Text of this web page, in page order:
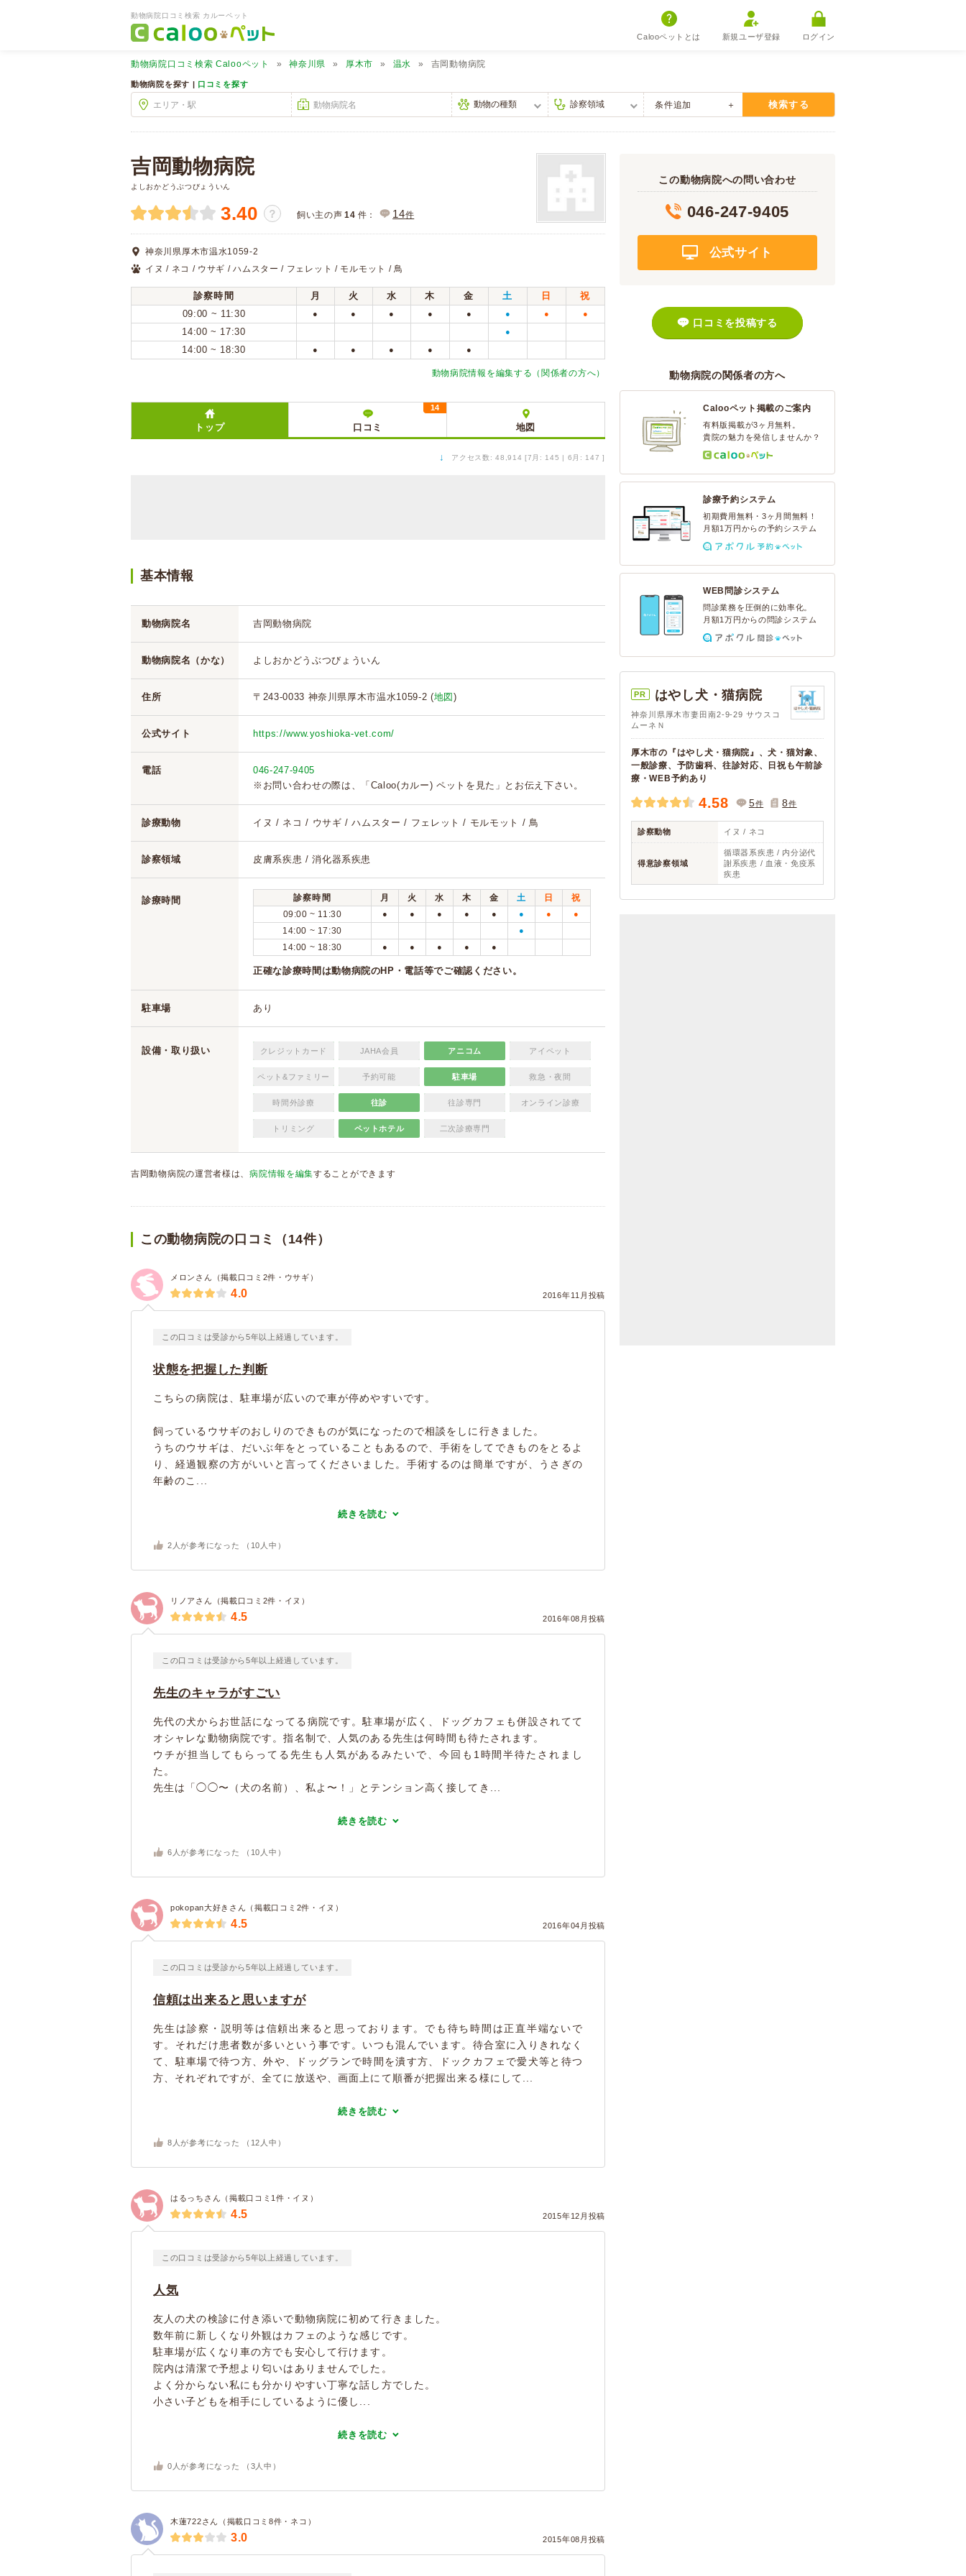
動物病院口コミ検索 カルーペット
Calooペットとは 新規ユーザ登録 ログイン
動物病院口コミ検索 Calooペット 神奈川県 厚木市 温水 吉岡動物病院
動物病院を探す | 口コミを探す
条件追加 検索する
吉岡動物病院
よしおかどうぶつびょういん
3.40 ？ 飼い主の声 14 件： 14件
神奈川県厚木市温水1059-2
イヌ / ネコ / ウサギ / ハムスター / フェレット / モルモット / 鳥
診察時間 月 火 水 木 金 土 日
祝
09:00 ~ 11:30
● ● ● ● ● ● ● ●
14:00 ~ 17:30 ●
14:00 ~ 18:30 ● ● ● ● ●
動物病院情報を編集する（関係者の方へ）
トップ 口コミ
14
地図
↓ アクセス数: 48,914 [7月: 145 | 6月: 147 ]
基本情報
動物病院名 吉岡動物病院
動物病院名（かな） よしおかどうぶつびょういん
住所 〒243-0033 神奈川県厚木市温水1059-2 (地図 )
公式サイト https://www.yoshioka-vet.com/
電話
046-247-9405
※お問い合わせの際は、「Caloo(カルー) ペットを見た」とお伝え下さい。
診療動物 イヌ / ネコ / ウサギ / ハムスター / フェレット / モルモット / 鳥
診察領域 皮膚系疾患 / 消化器系疾患
診療時間 診察時間 月 火 水 木 金 土 日
祝
09:00 ~ 11:30
● ● ● ● ● ● ● ●
14:00 ~ 17:30 ●
14:00 ~ 18:30 ● ● ● ● ●
正確な診療時間は動物病院のHP・電話等でご確認ください。
駐車場 あり
設備・取り扱い クレジットカード JAHA会員 アニコム アイペット
ペット&ファミリー 予約可能 駐車場 救急・夜間
時間外診療 往診 往診専門 オンライン診療
トリミング ペットホテル 二次診療専門
吉岡動物病院の運営者様は、病院情報を編集することができます
この動物病院の口コミ（14件）
メロンさん（掲載口コミ2件・ウサギ）
2016年11月投稿
4.0
この口コミは受診から5年以上経過しています。
状態を把握した判断
こちらの病院は、駐車場が広いので車が停めやすいです。
飼っているウサギのおしりのできものが気になったので相談をしに行きました。
うちのウサギは、だいぶ年をとっていることもあるので、手術をしてできものをとるよ
り、経過観察の方がいいと言ってくださいました。手術するのは簡単ですが、うさぎの
年齢のこ...
続きを読む
2 人が参考になった （ 10 人中）
リノアさん（掲載口コミ2件・イヌ）
2016年08月投稿
4.5
この口コミは受診から5年以上経過しています。
先生のキャラがすごい
先代の犬からお世話になってる病院です。駐車場が広く、ドッグカフェも併設されてて
オシャレな動物病院です。指名制で、人気のある先生は何時間も待たされます。
ウチが担当してもらってる先生も人気があるみたいで、今回も1時間半待たされまし
た。
先生は「◯◯〜（犬の名前）、私よ〜！」とテンション高く接してき...
続きを読む
6 人が参考になった （ 10 人中）
pokopan大好きさん（掲載口コミ2件・イヌ）
2016年04月投稿
4.5
この口コミは受診から5年以上経過しています。
信頼は出来ると思いますが
先生は診察・説明等は信頼出来ると思っております。でも待ち時間は正直半端ないで
す。それだけ患者数が多いという事です。いつも混んでいます。待合室に入りきれなく
て、駐車場で待つ方、外や、ドッグランで時間を潰す方、ドックカフェで愛犬等と待つ
方、それぞれですが、全てに放送や、画面上にて順番が把握出来る様にして...
続きを読む
8 人が参考になった （ 12 人中）
はるっちさん（掲載口コミ1件・イヌ）
2015年12月投稿
4.5
この口コミは受診から5年以上経過しています。
人気
友人の犬の検診に付き添いで動物病院に初めて行きました。
数年前に新しくなり外観はカフェのような感じです。
駐車場が広くなり車の方でも安心して行けます。
院内は清潔で予想より匂いはありませんでした。
よく分からない私にも分かりやすい丁寧な話し方でした。
小さい子どもを相手にしているように優し...
続きを読む
0 人が参考になった （ 3 人中）
木蓮722さん（掲載口コミ8件・ネコ）
2015年08月投稿
3.0
この動物病院への問い合わせ
046-247-9405
公式サイト
口コミを投稿する
動物病院の関係者の方へ
Calooペット掲載のご案内
有料版掲載が3ヶ月無料。
貴院の魅力を発信しませんか？
診療予約システム
初期費用無料・3ヶ月間無料！
月額1万円からの予約システム
WEB問診システム
問診業務を圧倒的に効率化。
月額1万円からの問診システム
PR はやし犬・猫病院
神奈川県厚木市妻田南2-9-29 サウスコ
ムーネＮ
厚木市の『はやし犬・猫病院』、犬・猫対象、
一般診療、予防歯科、往診対応、日祝も午前診
療・WEB予約あり
4.58 5件 8件
診察動物 イヌ / ネコ
得意診察領域
循環器系疾患 / 内分泌代
謝系疾患 / 血液・免疫系
疾患